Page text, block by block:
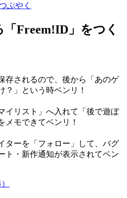
ぶやく
Freem!ID 」をつく
存されるので、後から「あのゲ
？」という時ベンリ！
イリスト」へ入れて「後で遊ぼ
メモできてベンリ！
ターを「フォロー」して、バグ
ト・新作通知が表示されてベン